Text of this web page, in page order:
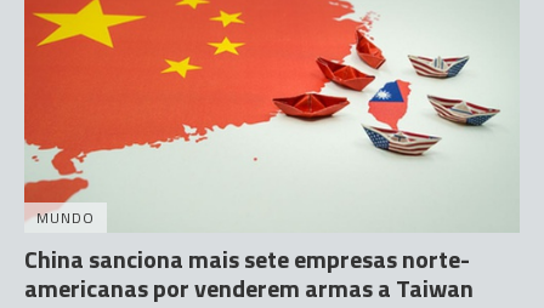
MUNDO
China sanciona mais sete empresas norte-
americanas por venderem armas a Taiwan